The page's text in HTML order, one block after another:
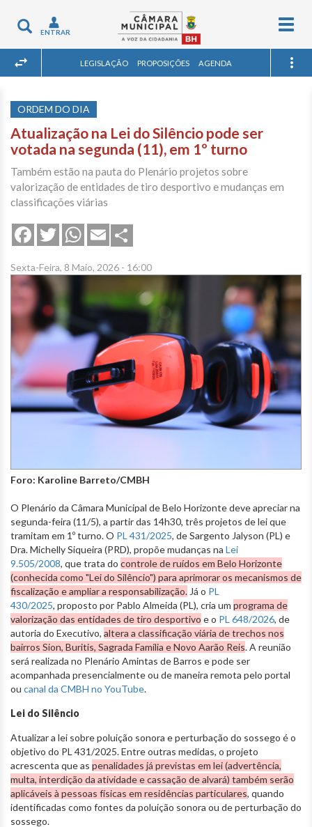
Toggle
navigation
ENTRAR
LEGISLAÇÃO PROPOSIÇÕES AGENDA
ORDEM DO DIA
Atualização na Lei do Silêncio pode ser
votada na segunda (11), em 1º turno
Também estão na pauta do Plenário projetos sobre
valorização de entidades de tiro desportivo e mudanças em
classificações viárias
FacebookTwitterWhatsApp
Email
Sexta-Feira, 8 Maio, 2026 - 16:00
Foro: Karoline Barreto/CMBH
O Plenário da Câmara Municipal de Belo Horizonte deve apreciar na
segunda-feira (11/5), a partir das 14h30, três projetos de lei que
tramitam em 1º turno. O PL 431/2025, de Sargento Jalyson (PL) e
Dra. Michelly Siqueira (PRD), propõe mudanças na Lei
9.505/2008, que trata do controle de ruídos em Belo Horizonte
(conhecida como "Lei do Silêncio") para aprimorar os mecanismos de
fiscalização e ampliar a responsabilização. Já o PL
430/2025, proposto por Pablo Almeida (PL), cria um programa de
valorização das entidades de tiro desportivo e o PL 648/2026, de
autoria do Executivo, altera a classificação viária de trechos nos
bairros Sion, Buritis, Sagrada Família e Novo Aarão Reis. A reunião
será realizada no Plenário Amintas de Barros e pode ser
acompanhada presencialmente ou de maneira remota pelo portal
ou canal da CMBH no YouTube.
Lei do Silêncio
Atualizar a lei sobre poluição sonora e perturbação do sossego é o
objetivo do PL 431/2025. Entre outras medidas, o projeto
acrescenta que as penalidades já previstas em lei (advertência,
multa, interdição da atividade e cassação de alvará) também serão
aplicáveis à pessoas físicas em residências particulares, quando
identificadas como fontes da poluição sonora ou de perturbação do
sossego.